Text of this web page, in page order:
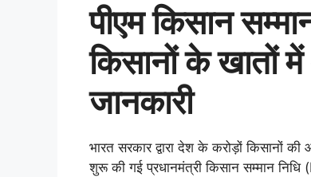
पीएम किसान
किसानों के खातों
जानकारी
भारत सरकार द्वारा देश के करोड़ों किसानों
शुरू की गई प्रधानमंत्री किसान सम्मान